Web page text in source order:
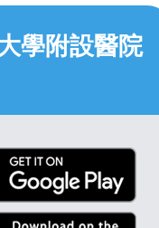
學附設醫院